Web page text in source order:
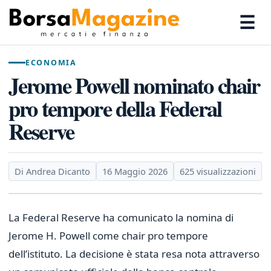
☰
ECONOMIA
Jerome Powell nominato chair
pro tempore della Federal
Reserve
Di Andrea Dicanto 16 Maggio 2026 625 visualizzazioni
La Federal Reserve ha comunicato la nomina di
Jerome H. Powell come chair pro tempore
dell’istituto. La decisione è stata resa nota attraverso